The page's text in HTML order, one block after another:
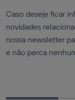
Caso deseje ficar
novidades
nossa newsletter
e não perca